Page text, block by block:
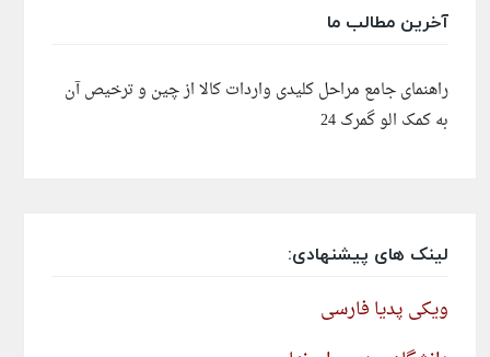
آخرین مطالب ما
راهنمای جامع مراحل کلیدی واردات کالا از چین و ترخیص آن
به کمک الو گمرک 24
لینک های پیشنهادی:
ویکی پدیا فارسی